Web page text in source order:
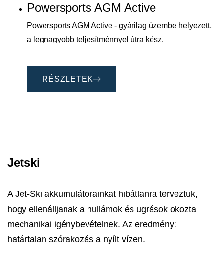
Powersports AGM Active
Powersports AGM Active - gyárilag üzembe helyezett,
a legnagyobb teljesítménnyel útra kész.
RÉSZLETEK
Jetski
A Jet-Ski akkumulátorainkat hibátlanra terveztük,
hogy ellenálljanak a hullámok és ugrások okozta
mechanikai igénybevételnek. Az eredmény:
határtalan szórakozás a nyílt vízen.